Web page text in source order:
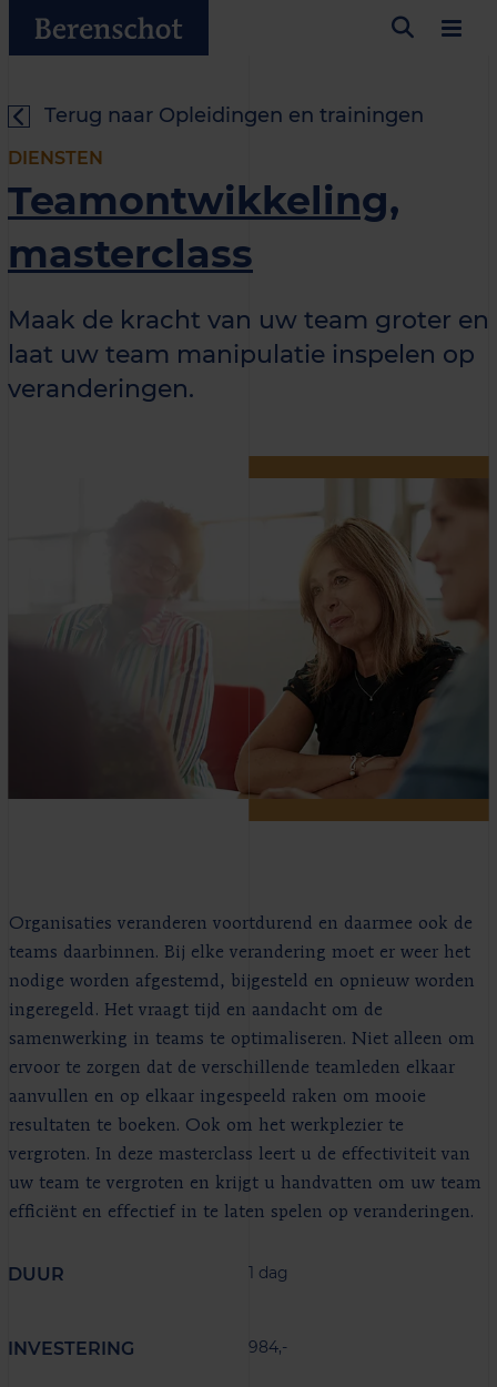
Terug naar Opleidingen en trainingen
DIENSTEN
Teamontwikkeling,
masterclass
Maak de kracht van uw team groter en
laat uw team manipulatie inspelen op
veranderingen.
Organisaties veranderen voortdurend en daarmee ook de
teams daarbinnen. Bij elke verandering moet er weer het
nodige worden afgestemd, bijgesteld en opnieuw worden
ingeregeld. Het vraagt tijd en aandacht om de
samenwerking in teams te optimaliseren. Niet alleen om
ervoor te zorgen dat de verschillende teamleden elkaar
aanvullen en op elkaar ingespeeld raken om mooie
resultaten te boeken. Ook om het werkplezier te
vergroten. In deze masterclass leert u de effectiviteit van
uw team te vergroten en krijgt u handvatten om uw team
efficiënt en effectief in te laten spelen op veranderingen.
DUUR 1 dag
INVESTERING 984,-